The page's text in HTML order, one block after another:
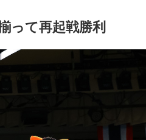
って再起戦勝利